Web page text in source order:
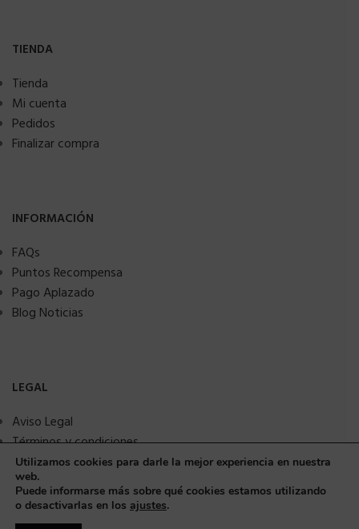
TIENDA
Tienda
Mi cuenta
Pedidos
Finalizar compra
INFORMACIÓN
FAQs
Puntos Recompensa
Pago Aplazado
Blog Noticias
LEGAL
Aviso Legal
Términos y condiciones
Política de privacidad
Política de Cookies
Seguridad y protección a compradores
Utilizamos cookies para darle la mejor experiencia en nuestra
web.
Puede informarse más sobre qué cookies estamos utilizando
o desactivarlas en los ajustes.